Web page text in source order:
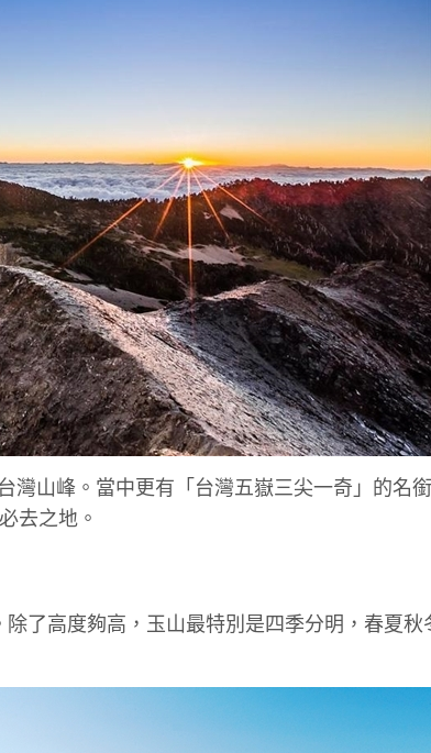
灣山峰。當中更有「台灣五嶽三尖一奇」的名
去之地。
了高度夠高，玉山最特別是四季分明，春夏秋